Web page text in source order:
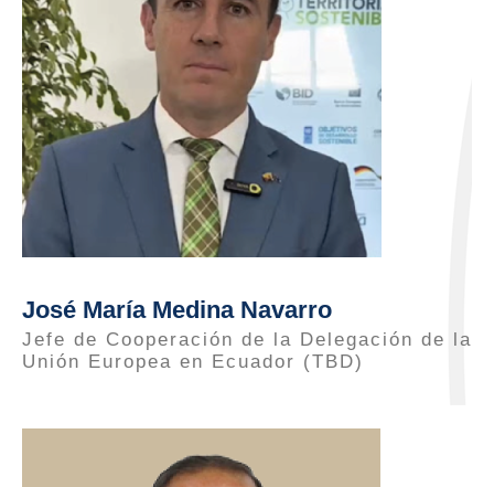
José María Medina Navarro
Jefe de Cooperación de la Delegación de la
Unión Europea en Ecuador (TBD)